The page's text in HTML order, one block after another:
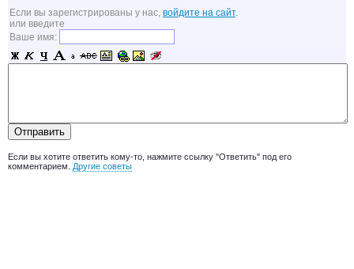
Если вы зарегистрированы у нас, войдите на сайт.
или введите
Ваше имя:
Если вы хотите ответить кому-то, нажмите ссылку "Ответить" под его
комментарием. Другие советы